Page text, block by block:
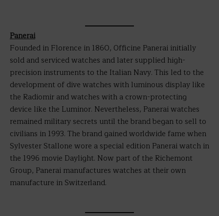
Panerai
Founded in Florence in 1860, Officine Panerai initially
sold and serviced watches and later supplied high-
precision instruments to the Italian Navy. This led to the
development of dive watches with luminous display like
the Radiomir and watches with a crown-protecting
device like the Luminor. Nevertheless, Panerai watches
remained military secrets until the brand began to sell to
civilians in 1993. The brand gained worldwide fame when
Sylvester Stallone wore a special edition Panerai watch in
the 1996 movie Daylight. Now part of the Richemont
Group, Panerai manufactures watches at their own
manufacture in Switzerland.